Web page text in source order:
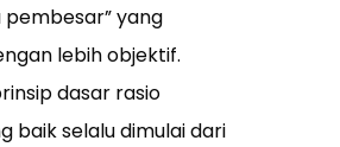
yang
lebih objektif.
dasar rasio
baik selalu dimulai dari